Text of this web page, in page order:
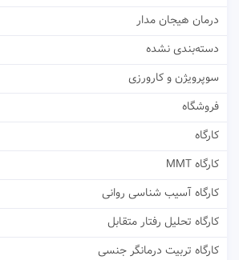
درمان هیجان مدار
دسته‌بندی نشده
سوپرویژن و کارورزی
فروشگاه
کارگاه
کارگاه MMT
کارگاه آسیب شناسی روانی
کارگاه تحلیل رفتار متقابل
کارگاه تربیت درمانگر جنسی